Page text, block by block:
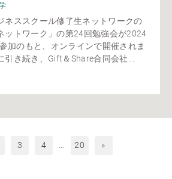
ネススクール修了生ネットワークの
ットワーク」の第24回勉強会が2024
加のもと、オンラインで開催されま
引き続き、Gift＆Share合同会社...
3 4 … 20 »